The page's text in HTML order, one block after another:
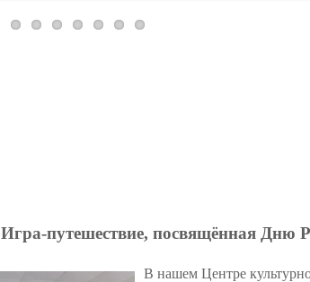
Игра-путешествие, посвящённая Дню
В нашем Центре